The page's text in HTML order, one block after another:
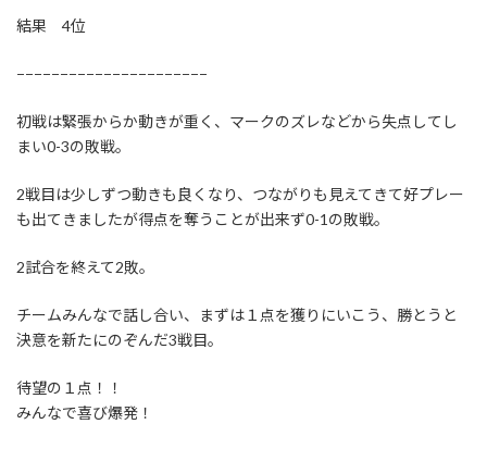
結果 4位
−−−−−−−−−−−−−−−−−−−−−−
初戦は緊張からか動きが重く、マークのズレなどから失点してし
まい0-3の敗戦。
2戦目は少しずつ動きも良くなり、つながりも見えてきて好プレー
も出てきましたが得点を奪うことが出来ず0-1の敗戦。
2試合を終えて2敗。
チームみんなで話し合い、まずは１点を獲りにいこう、勝とうと
決意を新たにのぞんだ3戦目。
待望の１点！！
みんなで喜び爆発！